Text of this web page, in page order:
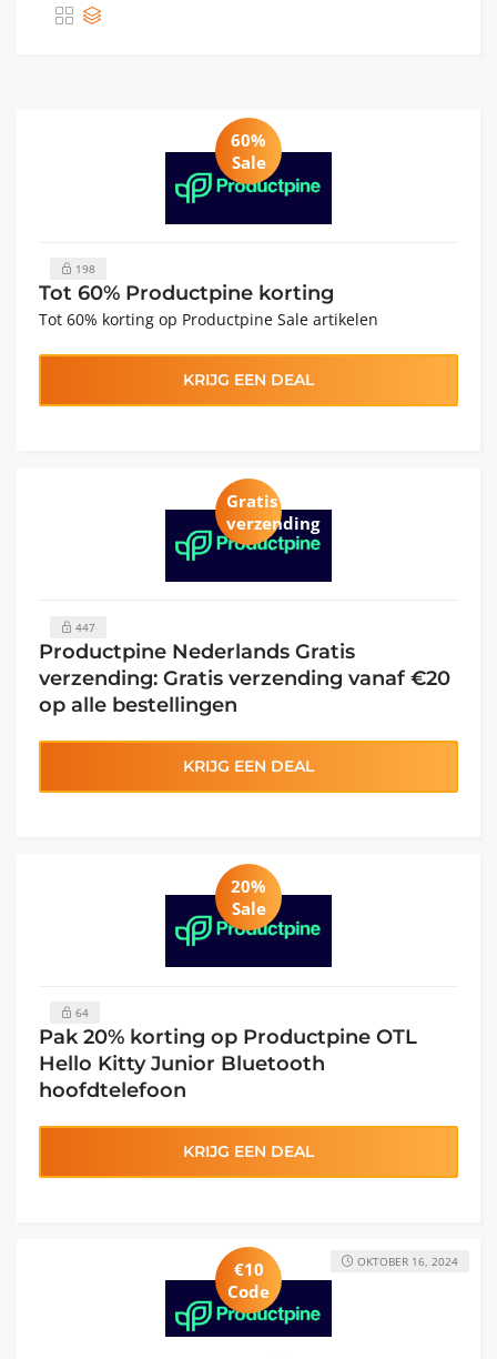
60%
Sale
198
Tot 60% Productpine korting
Tot 60% korting op Productpine Sale artikelen
KRIJG EEN DEAL
Gratis
verzending
447
Productpine Nederlands Gratis
verzending: Gratis verzending vanaf €20
op alle bestellingen
KRIJG EEN DEAL
20%
Sale
64
Pak 20% korting op Productpine OTL
Hello Kitty Junior Bluetooth
hoofdtelefoon
KRIJG EEN DEAL
€10
Code
OKTOBER 16, 2024